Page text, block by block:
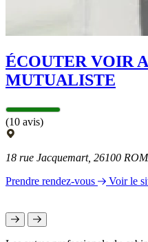
ÉCOUTER VOIR
MUTUALISTE
(10 avis)
18 rue Jacquemart, 26100
Prendre rendez-vous
Voir le